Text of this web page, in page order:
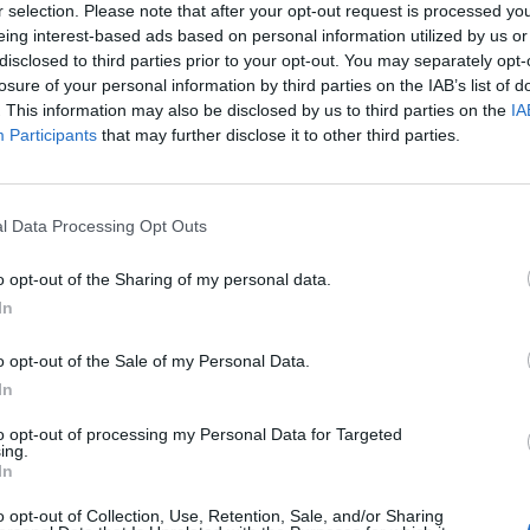
selection. Please note that after your opt-out request is processed
interest-based ads based on personal information utilized by us
to third parties prior to your opt-out. You may separately
of your personal information by third parties on the IAB’s list of
This information may also be disclosed by us to third parties on the
Participants that may further disclose it to other third parties.
Data Processing Opt Outs
opt-out of the Sharing of my personal data.
opt-out of the Sale of my Personal Data.
opt-out of processing my Personal Data for Targeted
opt-out of Collection, Use, Retention, Sale, and/or Sharing
a szeptemberi kiskereskedelmi forgalom
alakulását. Ezt követően 15.10-kor Ben Bernanke, a
konferencián, majd 16.00-kor lát napvilágot az
index. A nyitás előtt a főbb határidős indexek közül a
futures 5 pontos, míg a Nasdaq 100 futures 4 pontos
panel A vezető részvények közül ezúttal az OTP
FHB stagnált. A MOL piacán a nyitást után történt több mint
kiegyensúlyozott kereskedést folytatnak a befektetők...
portfolio.hu hírarchívumához tartozik, melynek olvasása
cikkarchívum